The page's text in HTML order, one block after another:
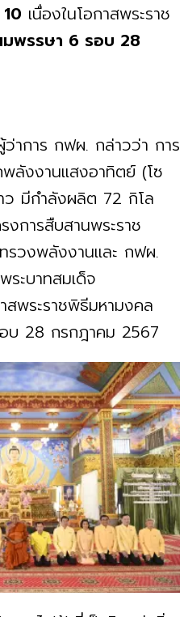
เนื่องในโอกาสพระราช
มพรรษา 6 รอบ 28
าการ กฟผ. กล่าวว่า การ
ลังงานแสงอาทิตย์ (โซ
ว มีกำลังผลิต 72 กิโล
งการสืบสานพระราช
รวงพลังงานและ กฟผ.
ระบาทสมเด็จ
สพระราชพิธีมหามงคล
บ 28 กรกฎาคม 2567